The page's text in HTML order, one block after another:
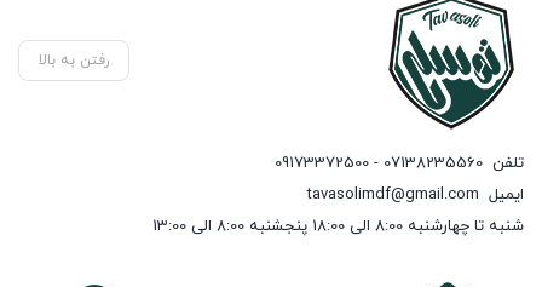
رفتن به بالا
تلفن 07138235560 - 09173372500
ایمیل tavasolimdf@gmail.com
شنبه تا چهارشنبه 8:00 الی 18:00 پنجشنبه 8:00 الی 13:00